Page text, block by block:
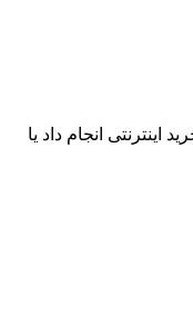
انجام داد یا